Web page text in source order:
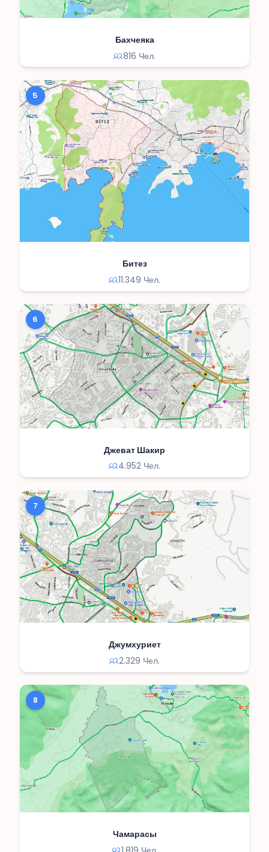
Бахчеяка
816 Чел.
5
Битез
11.349 Чел.
6
Джеват Шакир
4.952 Чел.
7
Джумхуриет
2.329 Чел.
8
Чамарасы